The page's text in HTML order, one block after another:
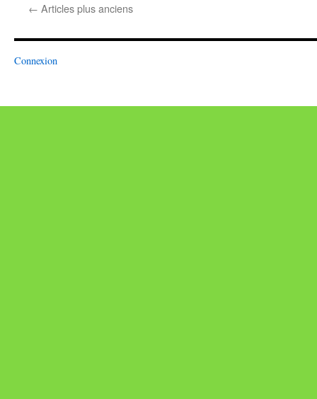
← Articles plus anciens
Connexion